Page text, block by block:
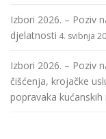
Izbori 2026. – Poziv
djelatnosti 4. svibnja
Izbori 2026. – Poziv
čišćenja, krojačke
popravaka